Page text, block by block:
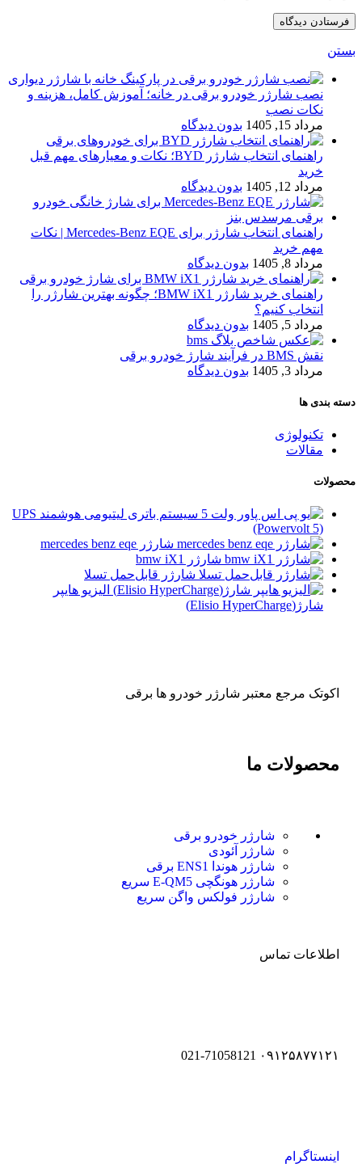
بستن
نصب شارژر خودرو برقی در خانه؛ آموزش کامل، هزینه و
نکات نصب
مرداد 15, 1405
بدون دیدگاه
راهنمای انتخاب شارژر BYD؛ نکات و معیارهای مهم قبل
خرید
مرداد 12, 1405
بدون دیدگاه
راهنمای انتخاب شارژر برای Mercedes-Benz EQE | نکات
مهم خرید
مرداد 8, 1405
بدون دیدگاه
راهنمای خرید شارژر BMW iX1؛ چگونه بهترین شارژر را
انتخاب کنیم؟
مرداد 5, 1405
بدون دیدگاه
نقش BMS در فرآیند شارژ خودرو برقی
مرداد 3, 1405
بدون دیدگاه
دسته بندی ها
تکنولوژی
مقالات
محصولات
سیستم باتری لیتیومی هوشمند UPS
(Powervolt 5)
شارژر mercedes benz eqe
شارژر bmw iX1
شارژر قابل‌حمل تسلا
الیزیو هایپر
شارژ(Elisio HyperCharge)
اکوتک مرجع معتبر شارژر خودرو ها برقی
محصولات ما
شارژر خودرو برقی
شارژر آئودی
شارژر هوندا ENS1 برقی
شارژر هونگچی E-QM5 سریع
شارژر فولکس واگن سریع
اطلاعات تماس
۰۹۱۲۵۸۷۷۱۲۱ 021-71058121
اینستاگرام